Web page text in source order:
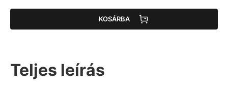
KOSÁRBA
Teljes leírás